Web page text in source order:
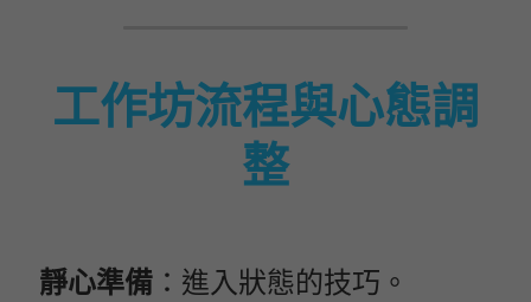
工作坊流程與心態調
整
靜心準備 ：進入狀態的技巧。